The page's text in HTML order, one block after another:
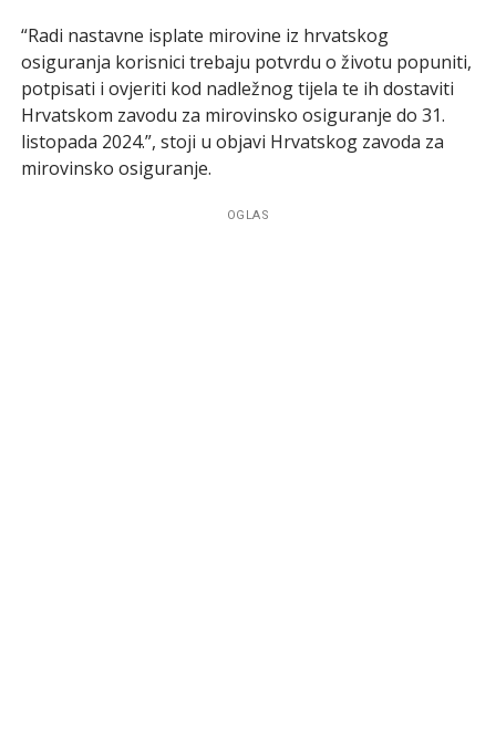
“Radi nastavne isplate mirovine iz hrvatskog
osiguranja korisnici trebaju potvrdu o životu popuniti,
potpisati i ovjeriti kod nadležnog tijela te ih dostaviti
Hrvatskom zavodu za mirovinsko osiguranje do 31.
listopada 2024.”, stoji u objavi Hrvatskog zavoda za
mirovinsko osiguranje.
OGLAS